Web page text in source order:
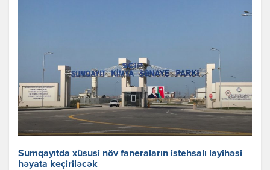
Sumqayıtda xüsusi növ faneraların istehsalı layihəsi
həyata keçiriləcək